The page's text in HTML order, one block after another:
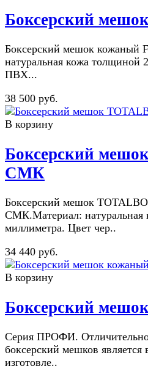
Боксерский
Боксерский мешок кожаный
натуральная кожа толщиной
ПВХ...
38 500 руб.
В корзину
Боксерский
СМК
Боксерский мешок
СМК.Материал: натуральная
миллиметра. Цвет чер..
34 440 руб.
В корзину
Боксерский
Серия ПРОФИ.
боксерский мешков является
изготовле..